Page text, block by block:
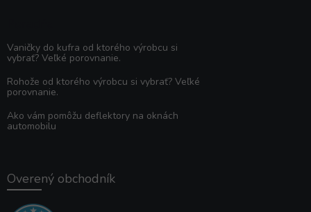
Vaničky do kufra od ktorého výrobcu si
vybrať? Veľké porovnanie.
Rohože od ktorého výrobcu si vybrať? Veľké
porovnanie.
Ako vám pomôžu deflektory na oknách
automobilu
Overený obchodník